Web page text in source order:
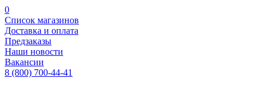
0
Список магазинов
Доставка и оплата
Предзаказы
Наши новости
Вакансии
8 (800) 700-44-41